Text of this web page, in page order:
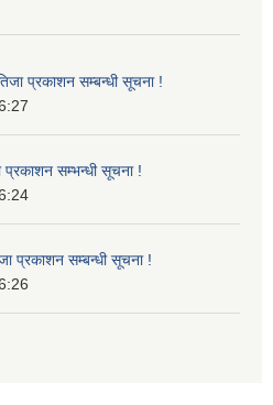
प्रकाशन सम्बन्धी सूचना !
प्रकाशन सम्भन्धी सूचना !
प्रकाशन सम्बन्धी सूचना !